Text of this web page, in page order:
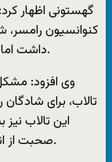
گهستونی اظهار
کنوانسیون رامسر،
داشت اما اکنون این تالاب به رده بیستم سقوط کرده است.
وی افزود:
تالاب، برای
این تالاب
صحبت از انتقال آب کارون به سمت شادگان نیز مطرح است.